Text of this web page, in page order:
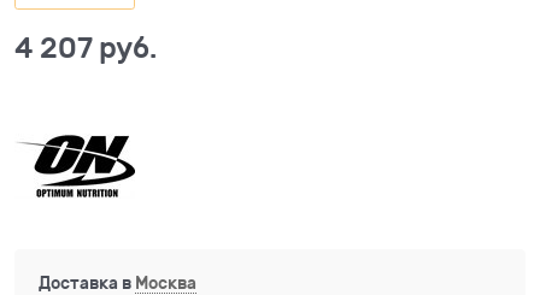
4 207 руб.
Доставка в Москва